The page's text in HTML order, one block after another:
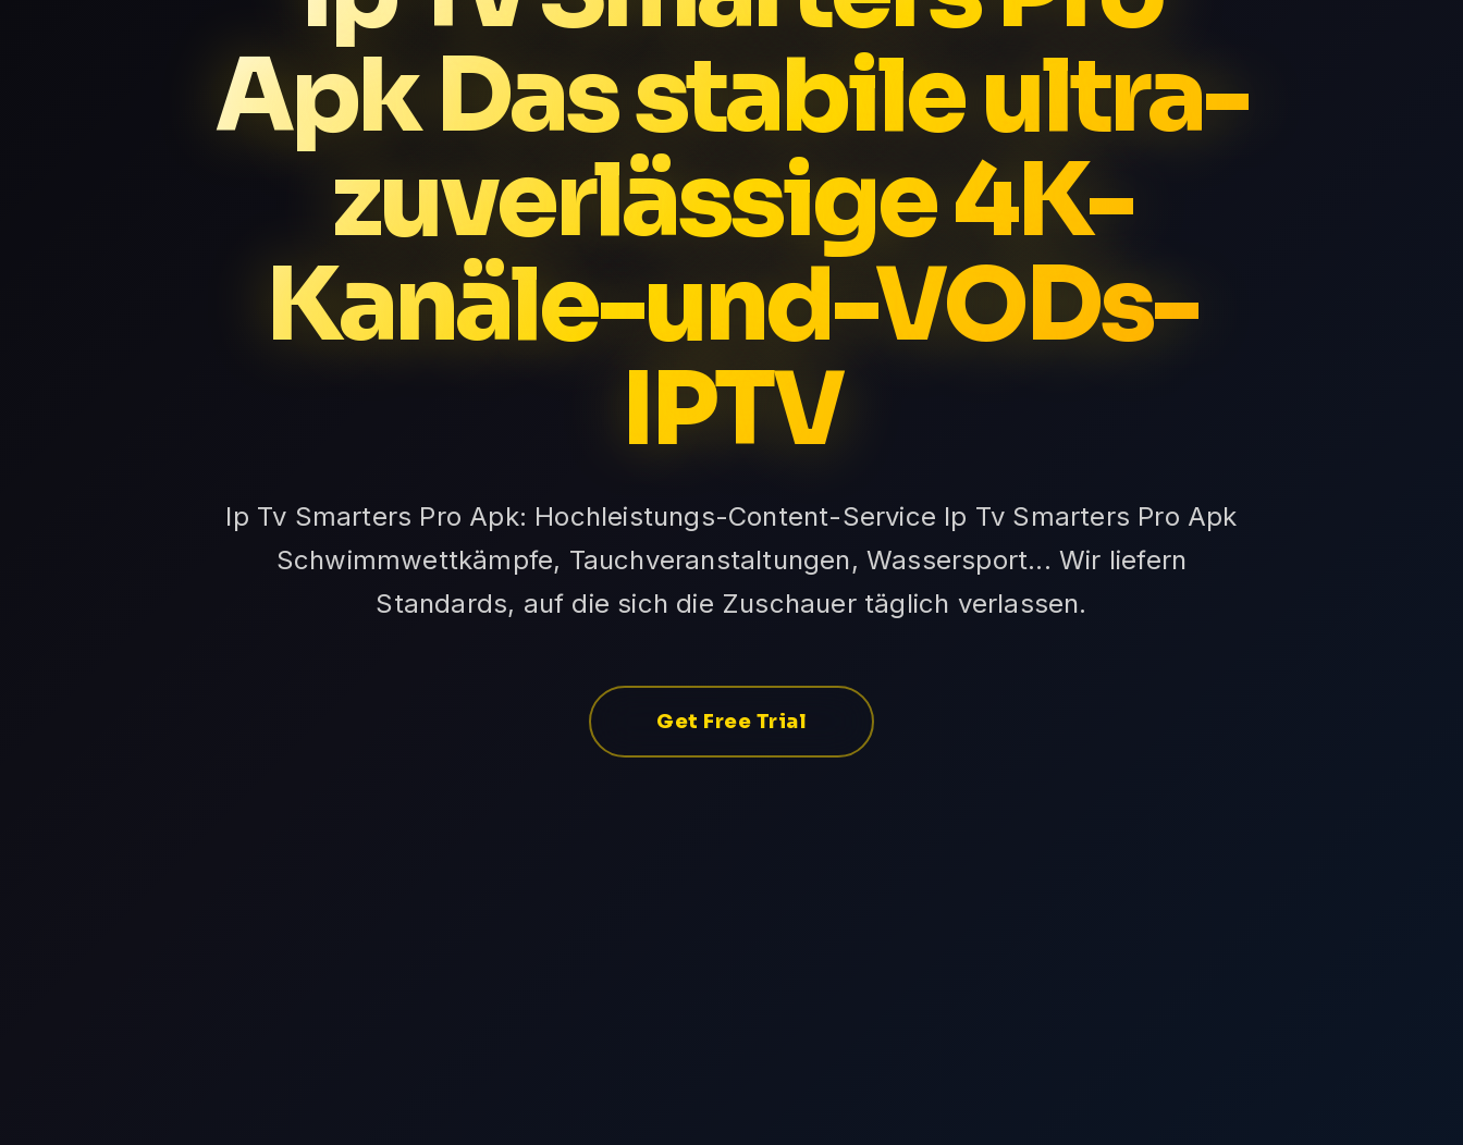
Apk Das stabile ultra-
zuverlässige 4K-
Kanäle-und-VODs-
IPTV
Ip Tv Smarters Pro Apk: Hochleistungs-Content-Service Ip Tv Smarters Pro Apk
Schwimmwettkämpfe, Tauchveranstaltungen, Wassersport... Wir liefern
Standards, auf die sich die Zuschauer täglich verlassen.
Get Free Trial